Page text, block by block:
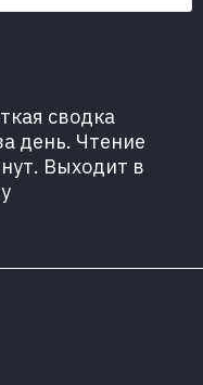
сводка
день. Чтение
Выходит в